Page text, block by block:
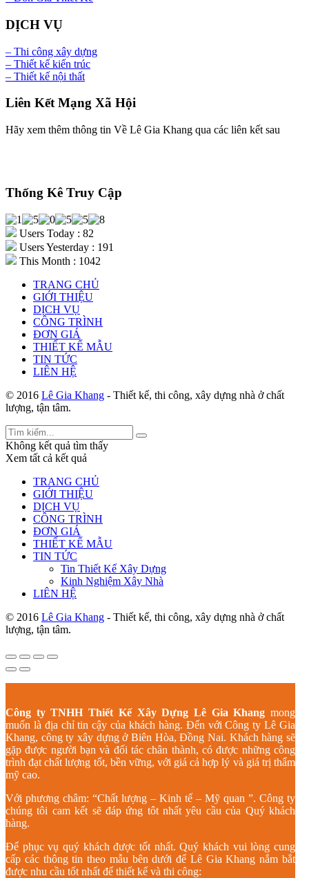
DỊCH VỤ
– Thi công xây dựng
– Thiết kế kiến trúc
– Thiết kế nội thất
Liên Kết Mạng Xã Hội
Hãy xem thêm thông tin Về Lê Gia Khang qua các liên kết sau
Thống Kê Truy Cập
Users Today : 82
Users Yesterday : 191
This Month : 1042
TRANG CHỦ
GIỚI THIỆU
DỊCH VỤ
CÔNG TRÌNH
ĐƠN GIÁ
THIẾT KẾ MẪU
TIN TỨC
LIÊN HỆ
© 2016 Lê Gia Khang - Thiết kế, thi công, xây dựng nhà ở chất
lượng, tận tâm.
Không kết quả tìm thấy
Xem tất cả kết quả
TRANG CHỦ
GIỚI THIỆU
DỊCH VỤ
CÔNG TRÌNH
ĐƠN GIÁ
THIẾT KẾ MẪU
TIN TỨC
Tin Thiết Kế Xây Dựng
Kinh Nghiệm Xây Nhà
LIÊN HỆ
© 2016 Lê Gia Khang - Thiết kế, thi công, xây dựng nhà ở chất
lượng, tận tâm.
Công ty TNHH Thiết Kế Xây Dựng Lê Gia Khang mong
muốn là địa chỉ tin cậy của khách hàng. Đến với Công ty Lê Gia
Khang, công ty xây dựng ở Biên Hòa, Đồng Nai. Khách hàng sẽ
gặp được người bạn và đối tác chân thành, có được những công
trình đạt chất lượng tốt, bền vững, với giá cả hợp lý và giá trị thẩm
mỹ cao.
Với phương châm: “Chất lượng – Kinh tế – Mỹ quan ”. Công ty
chúng tôi cam kết sẽ đáp ứng tôt nhất yêu cầu của Quý khách
hàng.
Để phục vụ quý khách được tốt nhất. Quý khách vui lòng cung
cấp các thông tin theo mẫu bên dưới để Lê Gia Khang nắm bắt
được nhu cầu tốt nhất để thiết kế và thi công: